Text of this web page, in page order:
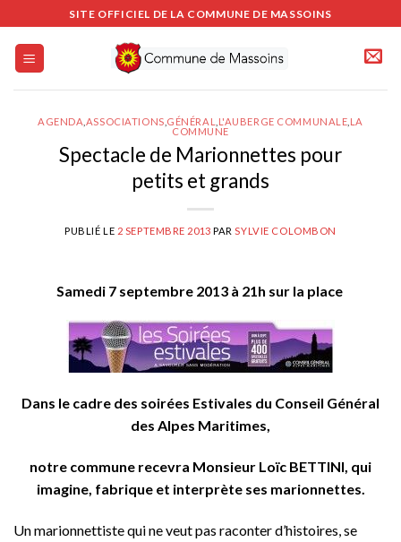
au
contenu
SITE OFFICIEL DE LA COMMUNE DE MASSOINS
AGENDA ASSOCIATIONS GÉNÉRAL L'AUBERGE COMMUNALE LA
COMMUNE
Spectacle de Marionnettes pour
petits et grands
PUBLIÉ LE 2 SEPTEMBRE 2013 PAR SYLVIE COLOMBON
Samedi 7 septembre 2013 à 21h sur la place
Dans le cadre des soirées Estivales du Conseil Général
des Alpes Maritimes,
notre commune recevra Monsieur Loïc BETTINI, qui
imagine, fabrique et interprète ses marionnettes.
Un marionnettiste qui ne veut pas raconter d’histoires, se